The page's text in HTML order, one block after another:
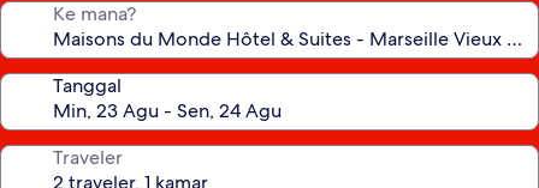
Ke mana?
Tanggal
Traveler